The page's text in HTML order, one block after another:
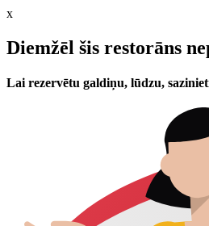
x
Diemžēl šis restorāns
Lai rezervētu galdiņu, lūdzu,